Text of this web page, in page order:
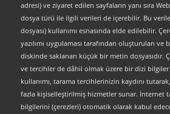
adresi) ve ziyaret edilen sayfaların yanı sıra
dosya türü ile ilgili verileri de içerebilir. Bu
dosyası) kullanımı esnasında elde edilebilir.
yazılımı uygulaması tarafından oluşturulan ve
diskinde saklanan küçük bir metin dosyasıdır.
ve tercihler de dâhil olmak üzere bir dizi bilgiler
kullanımı, tarama tercihlerinizin kaydını
fazla kişiselleştirilmiş hizmetler sunar. İnternet
bilgilerini (çerezleri) otomatik olarak kabul